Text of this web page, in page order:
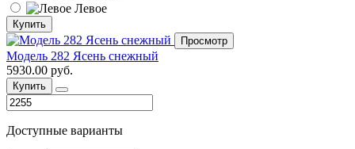
Левое
Купить
Просмотр
Модель 282 Ясень снежный
5930.00 руб.
Купить
Доступные варианты